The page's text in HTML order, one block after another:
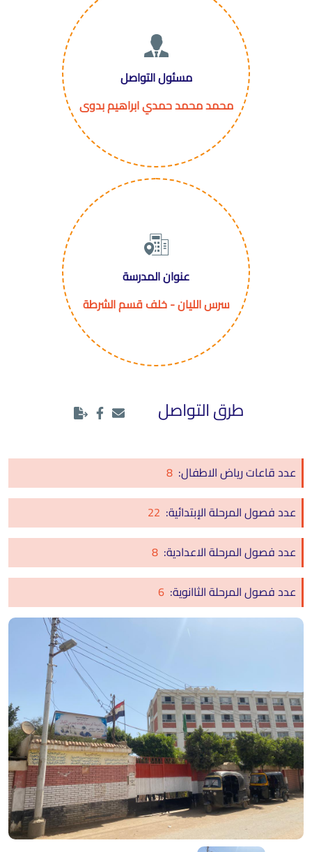
مسئول التواصل
محمد محمد حمدي ابراهيم بدوى
عنوان المدرسة
سرس الليان - خلف قسم الشرطة
طرق التواصل
عدد قاعات رياض الاطفال: 8
عدد فصول المرحلة الإبتدائية: 22
عدد فصول المرحلة الاعدادية: 8
عدد فصول المرحلة الثاانوية: 6